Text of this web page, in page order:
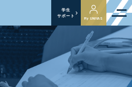
学生
サポート
My UNIVAS